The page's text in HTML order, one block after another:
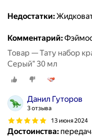
Недостатки:
Комментарий:
Товар — Тату набор
Серый" 30 мл
Данил Гуторов
3 отзыва
13 июня 2024
Достоинства: